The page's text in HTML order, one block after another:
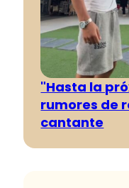
"Hasta la
rumores de
cantante